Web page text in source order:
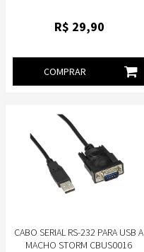
R$ 29,90
COMPRAR
CABO SERIAL RS-232 PARA USB A
MACHO STORM CBUS0016